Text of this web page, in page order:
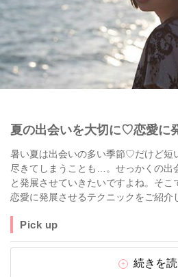
夏の出会いを大切に♡恋愛に
暑い夏は出会いの多い季節♡だけど短
尽きてしまうことも…。せっかくの出
と発展させていきたいですよね。そこ
恋愛に発展させるテクニックをご紹介
Pick up
続きを